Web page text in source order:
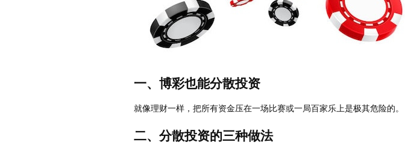
一、博彩也能分散投资
就像理财一样，把所有资金压在一场比赛或一局百家乐上是极其危险的。
二、分散投资的三种做法